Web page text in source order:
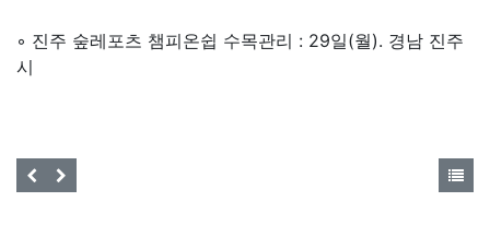
◦ 진주 숲레포츠 챔피온쉽 수목관리 : 29일(월). 경남 진주
시